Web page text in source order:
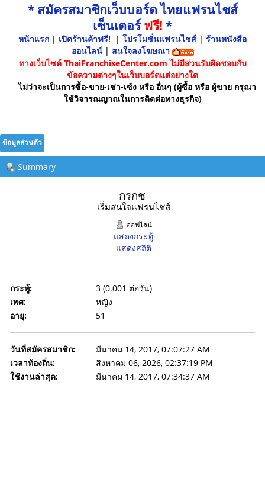
* สมัครสมาชิกเว็บบอร์ด ไทยแฟรนไชส์
เซ็นเตอร์ฟรี! *
หน้าแรก | เปิดร้านค้าฟรี! | โปรโมชั่นแฟรนไชส์ | ร้านหนังสือ
ออนไลน์ | สนใจลงโฆษณา
ทางเว็บไซต์ ThaiFranchiseCenter.com ไม่มีส่วนรับผิดชอบกับ
ข้อความต่างๆในเว็บบอร์ดแต่อย่างใด
ไม่ว่าจะเป็นการซื้อ-ขาย-เช่า-เซ้ง หรือ อื่นๆ (ผู้ซื้อ หรือ ผู้ขาย กรุณา
ใช้วิจารณญาณในการติดต่อทางธุรกิจ)
ข้อมูลส่วนตัว
Summary
กรกช
เริ่มสนใจแฟรนไชส์
ออฟไลน์
แสดงกระทู้
แสดงสถิติ
กระทู้:
3 (0.001 ต่อวัน)
เพศ:
หญิง
อายุ:
51
วันที่สมัครสมาชิก:
มีนาคม 14, 2017, 07:07:27 AM
เวลาท้องถิ่น:
สิงหาคม 06, 2026, 02:37:19 PM
ใช้งานล่าสุด:
มีนาคม 14, 2017, 07:34:37 AM